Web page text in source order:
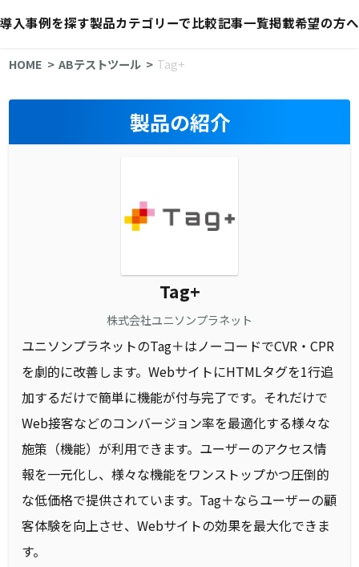
導入事例を探す製品カテゴリーで比較記事一覧掲載希望の方へ
HOME ABテストツール Tag+
製品の紹介
Tag+
株式会社ユニソンプラネット
ユニソンプラネットのTag＋はノーコードでCVR・CPR
を劇的に改善します。WebサイトにHTMLタグを1行追
加するだけで簡単に機能が付与完了です。それだけで
Web接客などのコンバージョン率を最適化する様々な
施策（機能）が利用できます。ユーザーのアクセス情
報を一元化し、様々な機能をワンストップかつ圧倒的
な低価格で提供されています。Tag＋ならユーザーの顧
客体験を向上させ、Webサイトの効果を最大化できま
す。